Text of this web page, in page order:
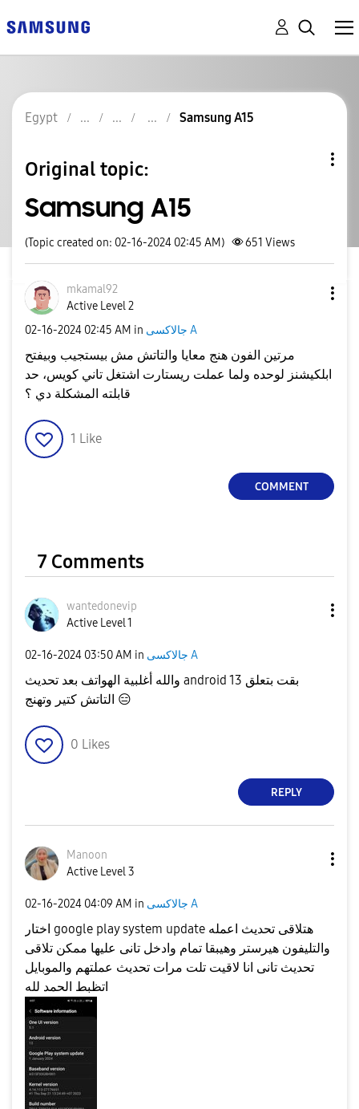
Egypt Samsung A15
Original topic:
Samsung A15
(Topic created on: 02-16-2024 02:45 AM) 651 Views
mkamal92
Active Level 2
‎02-16-2024 02:45 AM in جالاكسى A
مرتين الفون هنج معايا والتاتش مش بيستجيب وبيفتح
ابلكيشنز لوحده ولما عملت ريستارت اشتغل تاني كويس، حد
قابلته المشكلة دي ؟
1 Like
COMMENT
7 Comments
wantedonevip
Active Level 1
‎02-16-2024 03:50 AM in جالاكسى A
والله أغلبية الهواتف بعد تحديث android 13 بقت بتعلق
😑
0 Likes
REPLY
Manoon
Active Level 3
‎02-16-2024 04:09 AM in جالاكسى A
اختار google play system update هتلاقى تحديث اعمله
والتليفون هيرستر وهيبقا تمام وادخل تانى عليها ممكن تلاقى
تحديث تانى انا لاقيت تلت مرات تحديث عملتهم والموبايل
اتظبط الحمد لله